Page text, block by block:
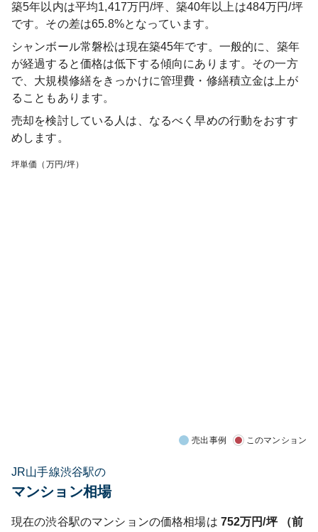
築5年以内は平均1,417万円/坪、築40年以上は484万円/坪
です。その差は65.8%となっています。
シャンボール常磐松は現在築45年です。一般的に、築年
が経過すると価格は低下する傾向にあります。その一方
で、大規模修繕をきっかけに管理費・修繕積立金は上が
ることもあります。
売却を検討している人は、なるべく早めの行動をおすす
めします。
坪単価（万円/坪）
売出事例 このマンション
JR山手線渋谷駅の
マンション相場
現在の渋谷駅のマンションの価格相場は 752万円/坪 （前